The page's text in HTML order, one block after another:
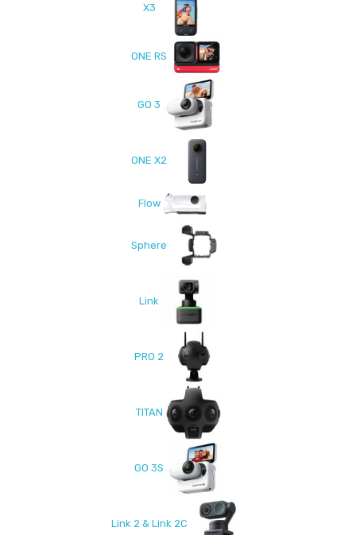
X3
ONE RS
GO 3
ONE X2
Flow
Sphere
Link
PRO 2
TITAN
GO 3S
Link 2 & Link 2C